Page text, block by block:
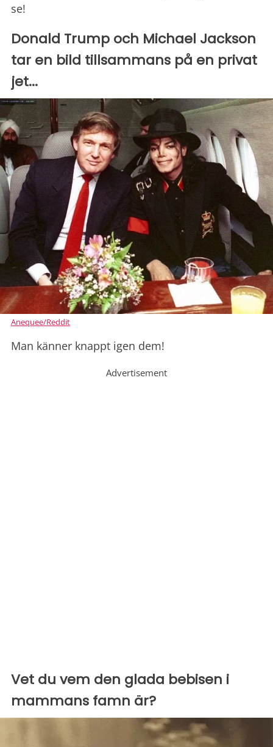
se!
Donald Trump och Michael Jackson
tar en bild tillsammans på en privat
jet...
Anequee/Reddit
Man känner knappt igen dem!
Advertisement
Vet du vem den glada bebisen i
mammans famn är?